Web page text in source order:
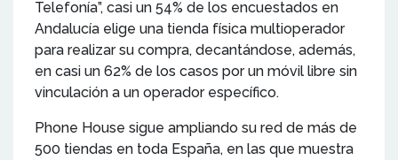
Telefonía”, casi un 54% de los encuestados en
Andalucía elige una tienda física multioperador
para realizar su compra, decantándose, además,
en casi un 62% de los casos por un móvil libre sin
vinculación a un operador específico.
Phone House sigue ampliando su red de más de
500 tiendas en toda España, en las que muestra